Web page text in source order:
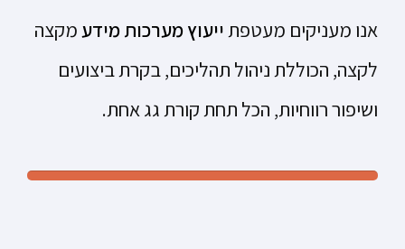
אנו מעניקים מעטפתייעוץ מערכות מידעמקצה
לקצה, הכוללת ניהול תהליכים, בקרת ביצועים
ושיפור רווחיות, הכל תחת קורת גג אחת.